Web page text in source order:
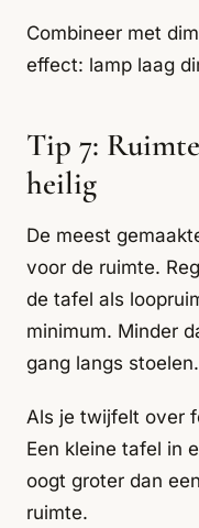
Combineer met
effect: lamp laag
Tip 7:
heilig
De meest
voor de ruimte.
de tafel als
minimum. Minder
gang langs stoelen.
Als je twijfelt over
Een kleine tafel in
oogt groter dan
ruimte.